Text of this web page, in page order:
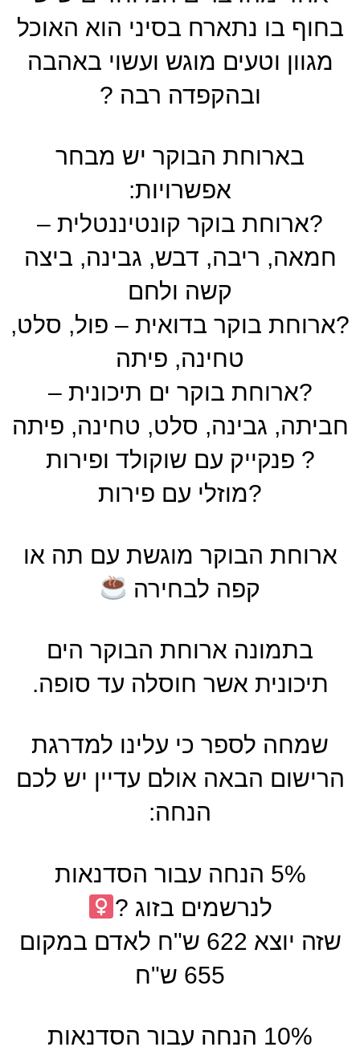
בחוף בו נתארח בסיני הוא האוכל
מגוון וטעים מוגש ועשוי באהבה
ובהקפדה רבה ?
בארוחת הבוקר יש מבחר
אפשרויות:
?ארוחת בוקר קונטיננטלית –
חמאה, ריבה, דבש, גבינה, ביצה
קשה ולחם
?ארוחת בוקר בדואית – פול, סלט,
טחינה, פיתה
?ארוחת בוקר ים תיכונית –
חביתה, גבינה, סלט, טחינה, פיתה
? פנקייק עם שוקולד ופירות
?מוזלי עם פירות
ארוחת הבוקר מוגשת עם תה או
קפה לבחירה
בתמונה ארוחת הבוקר הים
תיכונית אשר חוסלה עד סופה.
שמחה לספר כי עלינו למדרגת
הרישום הבאה אולם עדיין יש לכם
הנחה:
5% הנחה עבור הסדנאות
לנרשמים בזוג ?‍
שזה יוצא 622 ש"ח לאדם במקום
655 ש"ח
10% הנחה עבור הסדנאות